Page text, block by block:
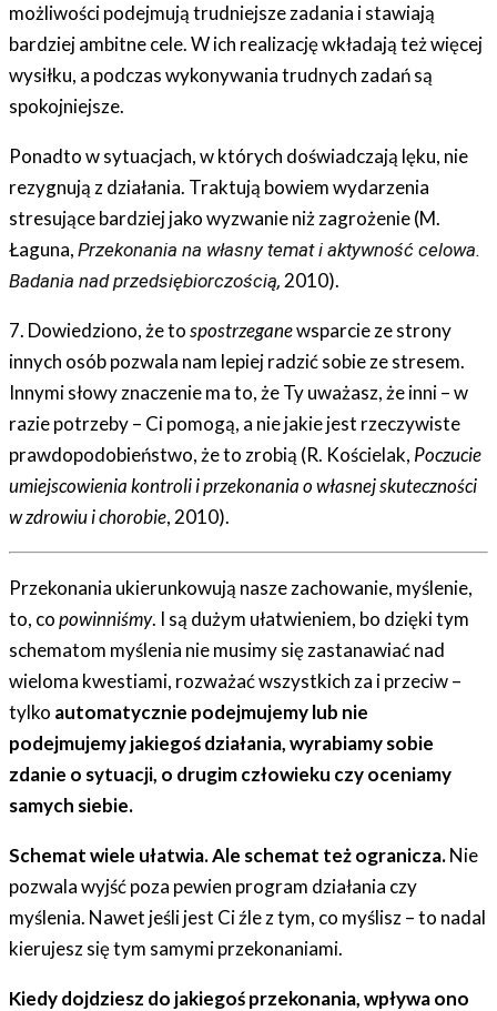
możliwości podejmują trudniejsze zadania i stawiają
bardziej ambitne cele. W ich realizację wkładają też więcej
wysiłku, a podczas wykonywania trudnych zadań są
spokojniejsze.
Ponadto w sytuacjach, w których doświadczają lęku, nie
rezygnują z działania. Traktują bowiem wydarzenia
stresujące bardziej jako wyzwanie niż zagrożenie (M.
Łaguna, Przekonania na własny temat i aktywność celowa.
Badania nad przedsiębiorczością, 2010).
7. Dowiedziono, że tospostrzeganewsparcie ze strony
innych osób pozwala nam lepiej radzić sobie ze stresem.
Innymi słowy znaczenie ma to, że Ty uważasz, że inni – w
razie potrzeby – Ci pomogą, a nie jakie jest rzeczywiste
prawdopodobieństwo, że to zrobią (R. Kościelak, Poczucie
umiejscowienia kontroli i przekonania o własnej skuteczności
w zdrowiu i chorobie, 2010).
Przekonania ukierunkowują nasze zachowanie, myślenie,
to, copowinniśmy. I są dużym ułatwieniem, bo dzięki tym
schematom myślenia nie musimy się zastanawiać nad
wieloma kwestiami, rozważać wszystkich za i przeciw –
tylko automatycznie podejmujemy lub nie
podejmujemy jakiegoś działania, wyrabiamy sobie
zdanie o sytuacji, o drugim człowieku czy oceniamy
samych siebie.
Schemat wiele ułatwia. Ale schemat też ogranicza.Nie
pozwala wyjść poza pewien program działania czy
myślenia. Nawet jeśli jest Ci źle z tym, co myślisz – to nadal
kierujesz się tym samymi przekonaniami.
Kiedy dojdziesz do jakiegoś przekonania, wpływa ono